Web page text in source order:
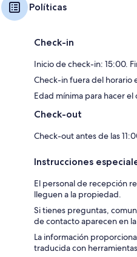
Políticas
Check-in
Inicio de check-in: 15:00.
Check-in fuera del horario
Edad mínima para hacer el
Check-out
Check-out antes de las
Instrucciones
El personal de recepción
lleguen a la propiedad.
Si tienes preguntas,
de contacto aparecen en
La información
traducida con